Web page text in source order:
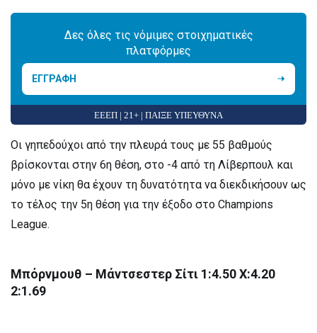
Δες όλες τις νόμιμες στοιχηματικές
πλατφόρμες
ΕΓΓΡΑΦΗ
ΕΕΕΠ | 21+ | ΠΑΙΞΕ ΥΠΕΥΘΥΝΑ
Οι γηπεδούχοι από την πλευρά τους με 55 βαθμούς
βρίσκονται στην 6η θέση, στο -4 από τη Λίβερπουλ και
μόνο με νίκη θα έχουν τη δυνατότητα να διεκδικήσουν ως
το τέλος την 5η θέση για την έξοδο στο Champions
League.
Μπόρνμουθ – Μάντσεστερ Σίτι 1:4.50 X:4.20
2:1.69